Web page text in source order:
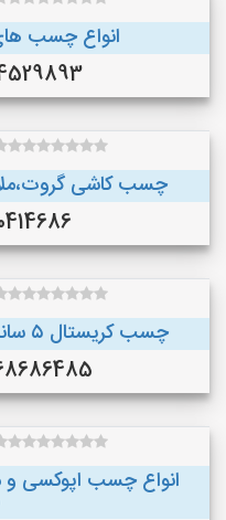
انواع چسب های 123 و
چسب کاشی
چسب کریستال ۵ سانت و چسب قطره ای غفاری
09368686485
انواع چسب اپوکسی و